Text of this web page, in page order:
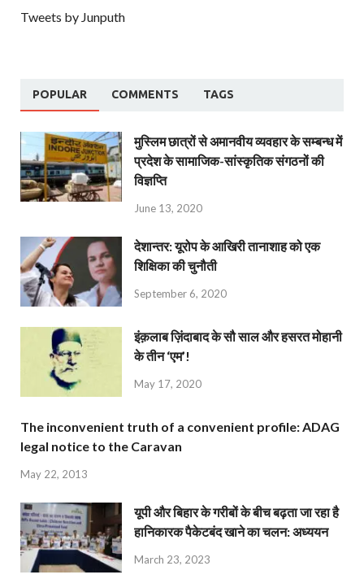
Tweets by Junputh
POPULAR COMMENTS TAGS
मुस्लिम छात्रों से अमानवीय व्यवहार के सम्बन्ध में
प्रदेश के सामाजिक-सांस्कृतिक संगठनों की
विज्ञप्ति
June 13, 2020
देशान्‍तर: यूरोप के आखिरी तानाशाह को एक
शिक्षिका की चुनौती
September 6, 2020
इंक़लाब ज़िंदाबाद के सौ साल और हसरत मोहानी
के तीन ‘एम’!
May 17, 2020
The inconvenient truth of a convenient profile: ADAG
legal notice to the Caravan
May 22, 2013
यूपी और बिहार के गरीबों के बीच बढ़ता जा रहा है
हानिकारक पैकेटबंद खाने का चलन: अध्ययन
March 23, 2023